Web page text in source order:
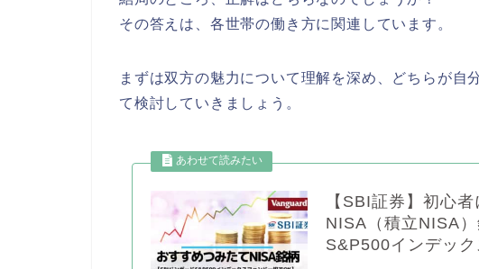
その答えは、各世帯の働き方に関連しています。
まずは双方の魅力について理解を深め、どちらが自
て検討していきましょう。
【SBI証券】初心
NISA（積立NISA
S&P500インデック